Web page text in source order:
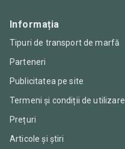
Informația
Tipuri de transport de marfă
Parteneri
Publicitatea pe site
Termeni și condiții de utilizare
Prețuri
Articole și știri